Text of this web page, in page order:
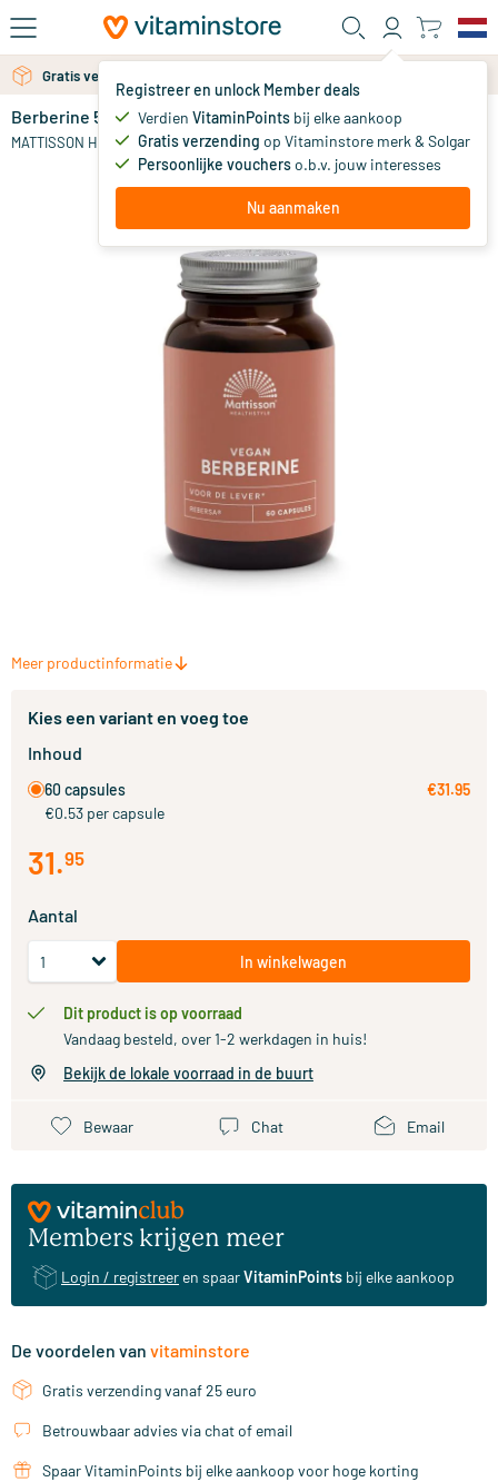
Ga naar de hoofdinhoud
Registreer en unlock Member deals
Verdien VitaminPoints bij elke aankoop
Gratis verzending op Vitaminstore merk & Solgar
Persoonlijke voucherso.b.v. jouw interesses
Nu aanmaken
Gratis verzending vanaf 25 euro
Berberine 500mg Rebersa
MATTISSON HEALTHSTYLE 31.
Meer productinformatie
Kies een variant en voeg toe
Inhoud
60 capsules
€0.53 per capsule
€31.95
31.95
Aantal
In winkelwagen
Dit product is op voorraad
Vandaag besteld, over 1-2 werkdagen in huis!
Bekijk de lokale voorraad in de buurt
Bewaar Chat Email
Members krijgen meer
Login / registreer en spaarVitaminPoints bij elke aankoop
De voordelen van vitaminstore
Gratis verzending vanaf 25 euro
Betrouwbaar advies via chat of email
Spaar VitaminPoints bij elke aankoop voor hoge korting